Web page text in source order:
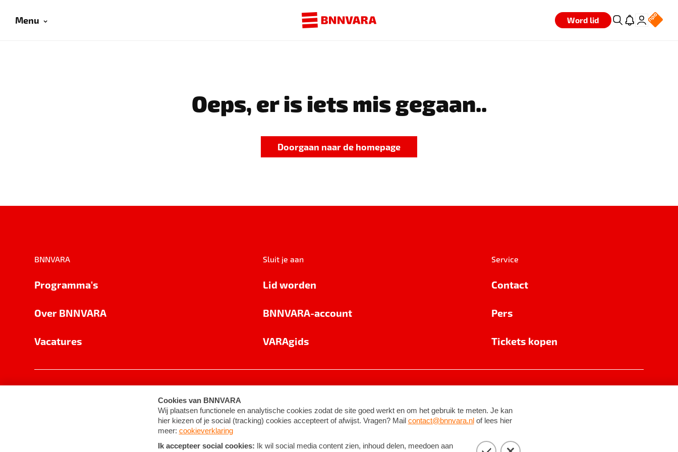
Menu Word lid
Oeps, er is iets mis gegaan..
Doorgaan naar de homepage
BNNVARA
Programma's
Over BNNVARA
Vacatures
Sluit je aan
Lid worden
BNNVARA-account
VARAgids
Service
Contact
Pers
Tickets kopen
Cookie-instellingen Algemene voorwaarden ©2026BNNVARA